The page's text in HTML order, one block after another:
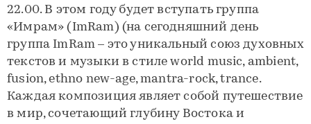
22.00. В этом году будет вступать группа
«Имрам» (ImRam) (на сегодняшний день
группа ImRam – это уникальный союз духовных
текстов и музыки в стиле world music, ambient,
fusion, ethno new-age, mantra-rock, trance.
Каждая композиция являет собой путешествие
в мир, сочетающий глубину Востока и